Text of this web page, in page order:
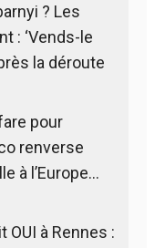
? Les
: ‘Vends-le
la déroute
pour
renverse
à l’Europe…
OUI à Rennes :